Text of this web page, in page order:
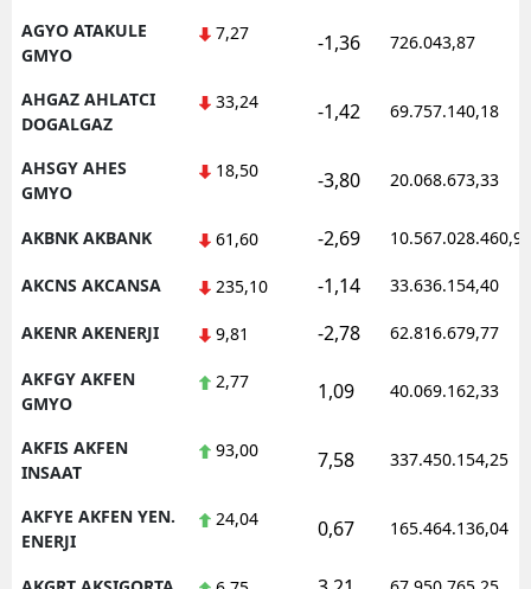
AGYO ATAKULE
GMYO
7,27 -1,36 726.043,87
AHGAZ AHLATCI
DOGALGAZ
33,24 -1,42 69.757.140,18
AHSGY AHES
GMYO
18,50 -3,80 20.068.673,33
AKBNK AKBANK 61,60 -2,69 10.567.028.460,90
AKCNS AKCANSA 235,10 -1,14 33.636.154,40
AKENR AKENERJI 9,81 -2,78 62.816.679,77
AKFGY AKFEN
GMYO
2,77 1,09 40.069.162,33
AKFIS AKFEN
INSAAT
93,00 7,58 337.450.154,25
AKFYE AKFEN YEN.
ENERJI
24,04 0,67 165.464.136,04